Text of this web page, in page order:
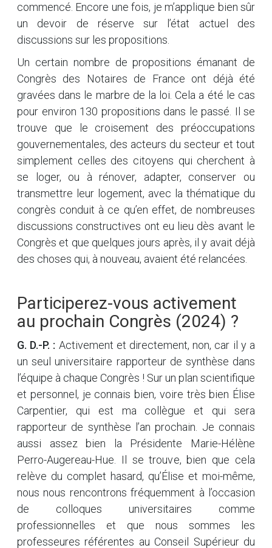
commencé. Encore une fois, je m’applique bien sûr
un devoir de réserve sur l’état actuel des
discussions sur les propositions.
Un certain nombre de propositions émanant de
Congrès des Notaires de France ont déjà été
gravées dans le marbre de la loi. Cela a été le cas
pour environ 130 propositions dans le passé. Il se
trouve que le croisement des préoccupations
gouvernementales, des acteurs du secteur et tout
simplement celles des citoyens qui cherchent à
se loger, ou à rénover, adapter, conserver ou
transmettre leur logement, avec la thématique du
congrès conduit à ce qu’en effet, de nombreuses
discussions constructives ont eu lieu dès avant le
Congrès et que quelques jours après, il y avait déjà
des choses qui, à nouveau, avaient été relancées.
Participerez-vous activement
au prochain Congrès (2024) ?
G. D.-P. : Activement et directement, non, car il y a
un seul universitaire rapporteur de synthèse dans
l’équipe à chaque Congrès ! Sur un plan scientifique
et personnel, je connais bien, voire très bien Élise
Carpentier, qui est ma collègue et qui sera
rapporteur de synthèse l’an prochain. Je connais
aussi assez bien la Présidente Marie-Hélène
Perro-Augereau-Hue. Il se trouve, bien que cela
relève du complet hasard, qu’Élise et moi-même,
nous nous rencontrons fréquemment à l’occasion
de colloques universitaires comme
professionnelles et que nous sommes les
professeures référentes au Conseil Supérieur du